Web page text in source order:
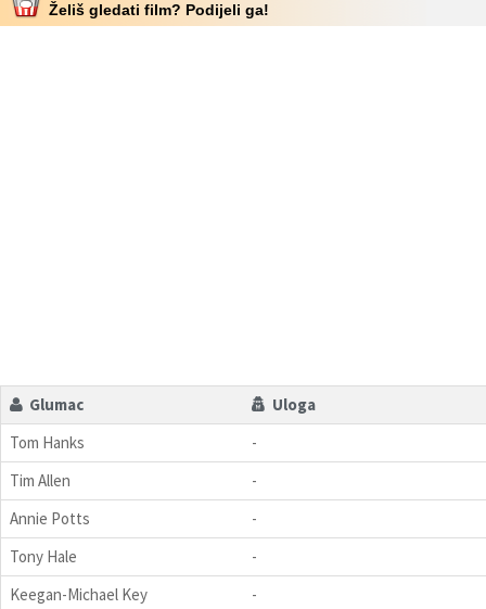
Želiš gledati film? Podijeli ga!
Glumac
Uloga
Tom Hanks
-
Tim Allen
-
Annie Potts
-
Tony Hale
-
Keegan-Michael Key
-